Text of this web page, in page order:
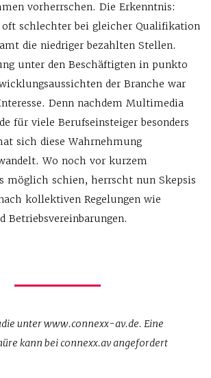
vorherrschen. Die Erkenntnis:
oft schlechter bei gleicher Qualifikation
die niedriger bezahlten Stellen.
unter den Beschäftigten in punkto
der Branche war
Denn nachdem Multimedia
für viele Berufseinsteiger besonders
sich diese Wahrnehmung
Wo noch vor kurzem
möglich schien, herrscht nun Skepsis
kollektiven Regelungen wie
Betriebsvereinbarungen.
unter www.connexx-av.de. Eine
kann bei connexx.av angefordert